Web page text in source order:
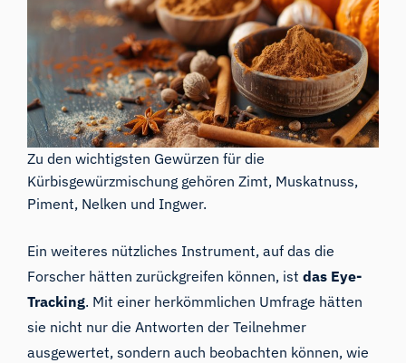
Zu den wichtigsten Gewürzen für die
Kürbisgewürzmischung gehören Zimt, Muskatnuss,
Piment, Nelken und Ingwer.
Ein weiteres nützliches Instrument, auf das die
Forscher hätten zurückgreifen können, istdas Eye-
Tracking. Mit einer herkömmlichen Umfrage hätten
sie nicht nur die Antworten der Teilnehmer
ausgewertet, sondern auch beobachten können, wie